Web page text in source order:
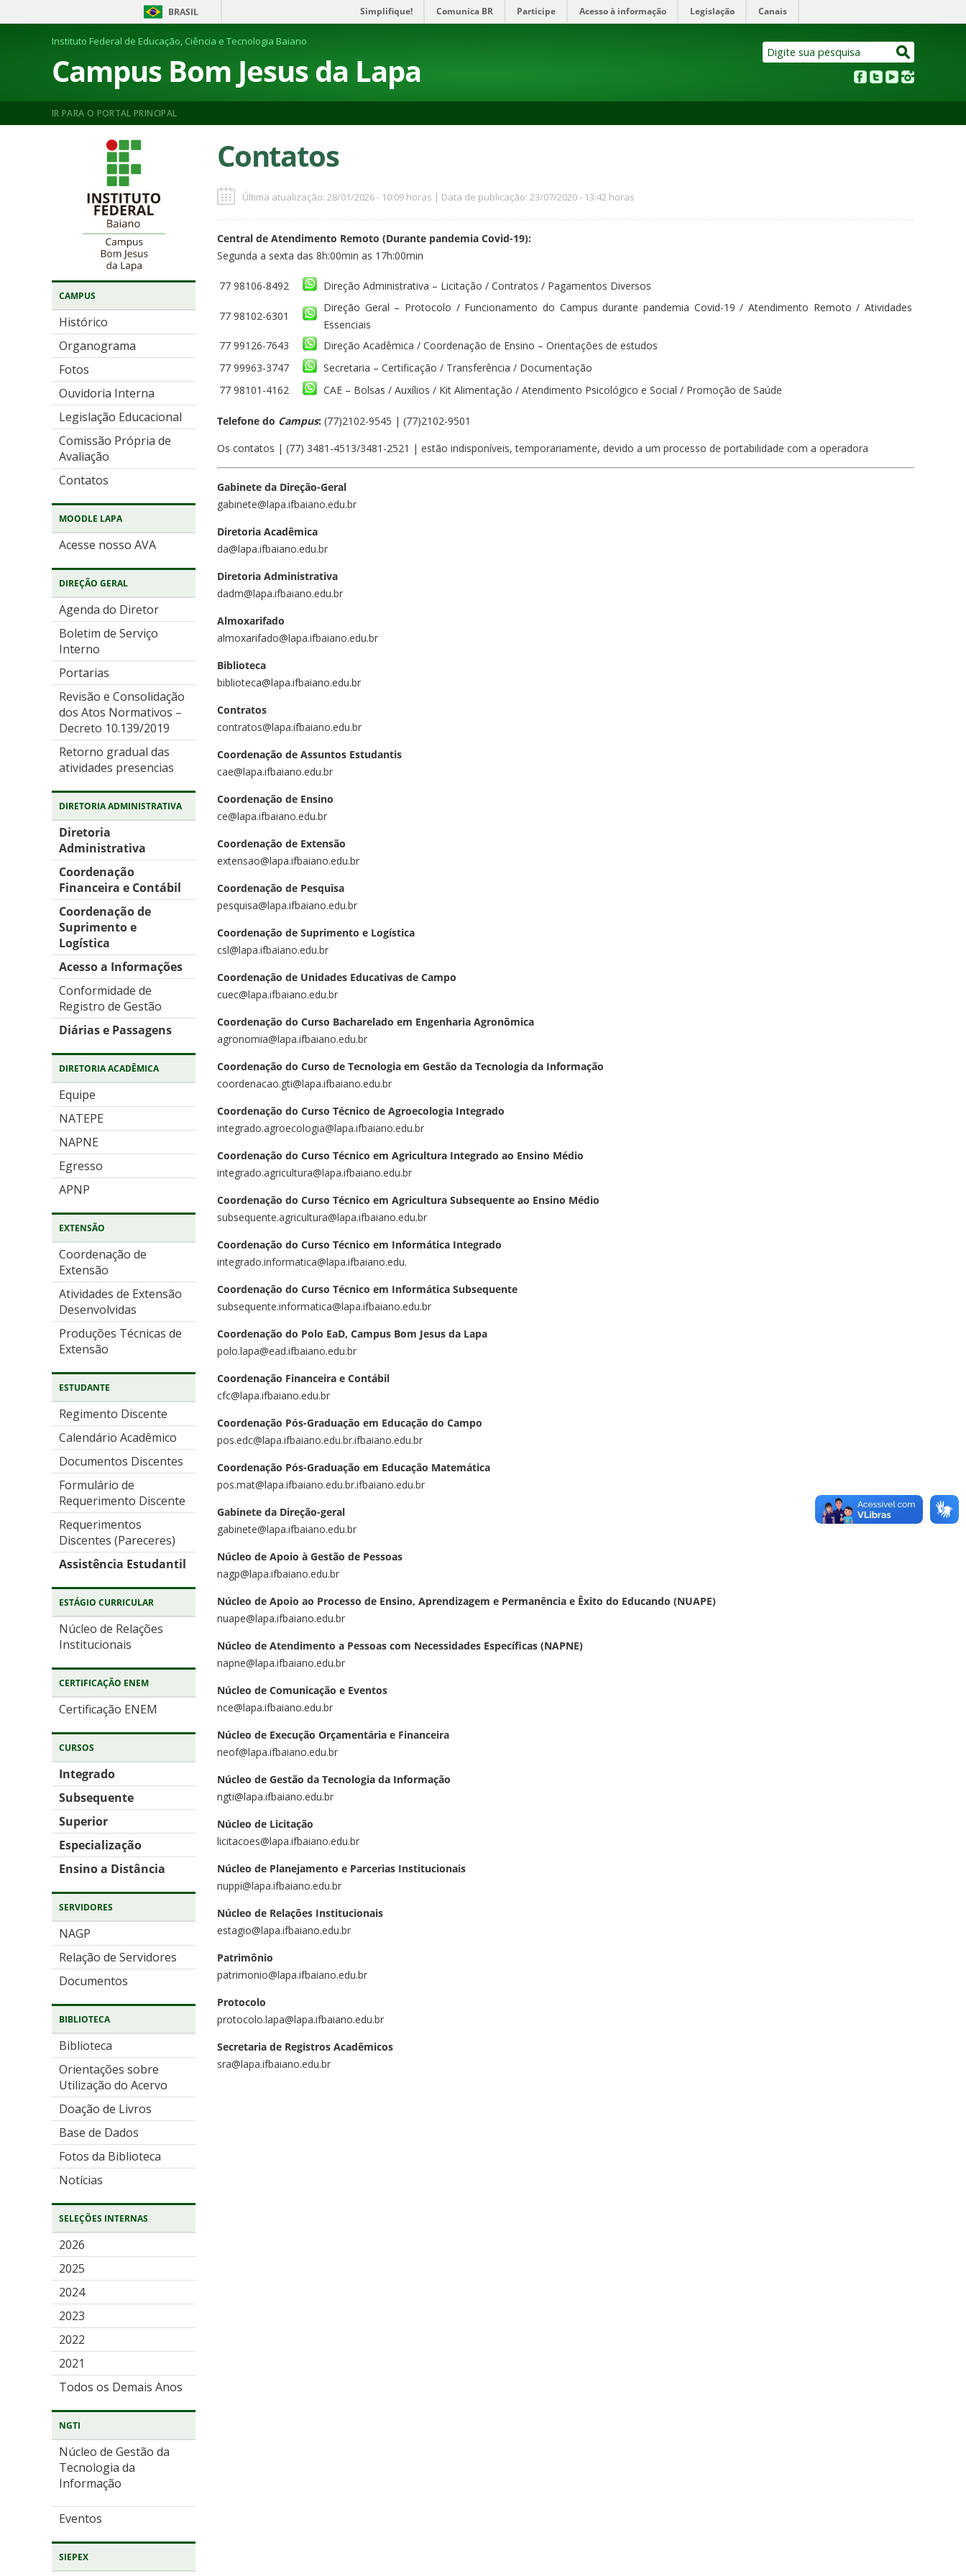
BRASIL Simplifique! Comunica BR Participe Acesso à informação Legislação Canais
Instituto Federal de Educação, Ciência e Tecnologia Baiano
Campus Bom Jesus da Lapa
IR PARA O PORTAL PRINCIPAL
CAMPUS
Histórico
Organograma
Fotos
Ouvidoria Interna
Legislação Educacional
Comissão Própria de
Avaliação
Contatos
MOODLE LAPA
Acesse nosso AVA
DIREÇÃO GERAL
Agenda do Diretor
Boletim de Serviço
Interno
Portarias
Revisão e Consolidação
dos Atos Normativos –
Decreto 10.139/2019
Retorno gradual das
atividades presencias
DIRETORIA ADMINISTRATIVA
Diretoria
Administrativa
Coordenação
Financeira e Contábil
Coordenação de
Suprimento e
Logística
Acesso a Informações
Conformidade de
Registro de Gestão
Diárias e Passagens
DIRETORIA ACADÊMICA
Equipe
NATEPE
NAPNE
Egresso
APNP
EXTENSÃO
Coordenação de
Extensão
Atividades de Extensão
Desenvolvidas
Produções Técnicas de
Extensão
ESTUDANTE
Regimento Discente
Calendário Acadêmico
Documentos Discentes
Formulário de
Requerimento Discente
Requerimentos
Discentes (Pareceres)
Assistência Estudantil
ESTÁGIO CURRICULAR
Núcleo de Relações
Institucionais
CERTIFICAÇÃO ENEM
Certificação ENEM
CURSOS
Integrado
Subsequente
Superior
Especialização
Ensino a Distância
SERVIDORES
NAGP
Relação de Servidores
Documentos
BIBLIOTECA
Biblioteca
Orientações sobre
Utilização do Acervo
Doação de Livros
Base de Dados
Fotos da Biblioteca
Notícias
SELEÇÕES INTERNAS
2026
2025
2024
2023
2022
2021
Todos os Demais Anos
NGTI
Núcleo de Gestão da
Tecnologia da
Informação
Eventos
SIEPEX
Contatos
Última atualização: 28/01/2026 - 10:09 horas | Data de publicação: 23/07/2020 - 13:42 horas
Central de Atendimento Remoto (Durante pandemia Covid-19):
Segunda a sexta das 8h:00min as 17h:00min
77 98106-8492 Direção Administrativa – Licitação / Contratos / Pagamentos Diversos
77 98102-6301
Direção Geral – Protocolo / Funcionamento do Campus durante pandemia Covid-19 / Atendimento Remoto / Atividades
Essenciais
77 99126-7643
Direção Acadêmica / Coordenação de Ensino – Orientações de estudos
77 99963-3747
Secretaria – Certificação / Transferência / Documentação
77 98101-4162
CAE – Bolsas / Auxílios / Kit Alimentação / Atendimento Psicológico e Social / Promoção de Saúde
Telefone do Campus: (77)2102-9545 | (77)2102-9501
Os contatos | (77) 3481-4513/3481-2521 | estão indisponíveis, temporariamente, devido a um processo de portabilidade com a operadora
Gabinete da Direção-Geral
gabinete@lapa.ifbaiano.edu.br
Diretoria Acadêmica
da@lapa.ifbaiano.edu.br
Diretoria Administrativa
dadm@lapa.ifbaiano.edu.br
Almoxarifado
almoxarifado@lapa.ifbaiano.edu.br
Biblioteca
biblioteca@lapa.ifbaiano.edu.br
Contratos
contratos@lapa.ifbaiano.edu.br
Coordenação de Assuntos Estudantis
cae@lapa.ifbaiano.edu.br
Coordenação de Ensino
ce@lapa.ifbaiano.edu.br
Coordenação de Extensão
extensao@lapa.ifbaiano.edu.br
Coordenação de Pesquisa
pesquisa@lapa.ifbaiano.edu.br
Coordenação de Suprimento e Logística
csl@lapa.ifbaiano.edu.br
Coordenação de Unidades Educativas de Campo
cuec@lapa.ifbaiano.edu.br
Coordenação do Curso Bacharelado em Engenharia Agronômica
agronomia@lapa.ifbaiano.edu.br
Coordenação do Curso de Tecnologia em Gestão da Tecnologia da Informação
coordenacao.gti@lapa.ifbaiano.edu.br
Coordenação do Curso Técnico de Agroecologia Integrado
integrado.agroecologia@lapa.ifbaiano.edu.br
Coordenação do Curso Técnico em Agricultura Integrado ao Ensino Médio
integrado.agricultura@lapa.ifbaiano.edu.br
Coordenação do Curso Técnico em Agricultura Subsequente ao Ensino Médio
subsequente.agricultura@lapa.ifbaiano.edu.br
Coordenação do Curso Técnico em Informática Integrado
integrado.informatica@lapa.ifbaiano.edu.
Coordenação do Curso Técnico em Informática Subsequente
subsequente.informatica@lapa.ifbaiano.edu.br
Coordenação do Polo EaD, Campus Bom Jesus da Lapa
polo.lapa@ead.ifbaiano.edu.br
Coordenação Financeira e Contábil
cfc@lapa.ifbaiano.edu.br
Coordenação Pós-Graduação em Educação do Campo
pos.edc@lapa.ifbaiano.edu.br.ifbaiano.edu.br
Coordenação Pós-Graduação em Educação Matemática
pos.mat@lapa.ifbaiano.edu.br.ifbaiano.edu.br
Gabinete da Direção-geral
gabinete@lapa.ifbaiano.edu.br
Núcleo de Apoio à Gestão de Pessoas
nagp@lapa.ifbaiano.edu.br
Núcleo de Apoio ao Processo de Ensino, Aprendizagem e Permanência e Êxito do Educando (NUAPE)
nuape@lapa.ifbaiano.edu.br
Núcleo de Atendimento a Pessoas com Necessidades Específicas (NAPNE)
napne@lapa.ifbaiano.edu.br
Núcleo de Comunicação e Eventos
nce@lapa.ifbaiano.edu.br
Núcleo de Execução Orçamentária e Financeira
neof@lapa.ifbaiano.edu.br
Núcleo de Gestão da Tecnologia da Informação
ngti@lapa.ifbaiano.edu.br
Núcleo de Licitação
licitacoes@lapa.ifbaiano.edu.br
Núcleo de Planejamento e Parcerias Institucionais
nuppi@lapa.ifbaiano.edu.br
Núcleo de Relações Institucionais
estagio@lapa.ifbaiano.edu.br
Patrimônio
patrimonio@lapa.ifbaiano.edu.br
Protocolo
protocolo.lapa@lapa.ifbaiano.edu.br
Secretaria de Registros Acadêmicos
sra@lapa.ifbaiano.edu.br